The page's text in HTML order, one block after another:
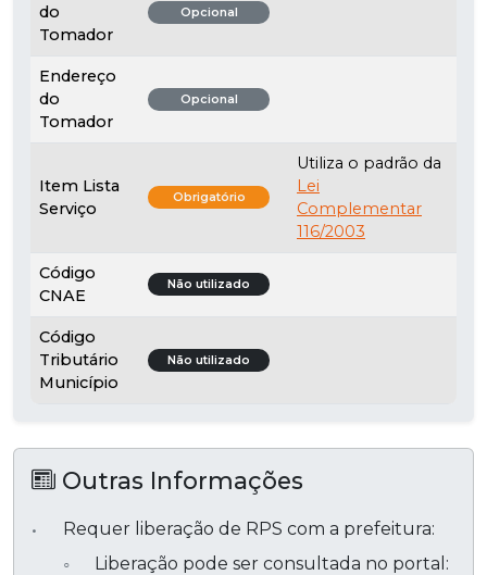
do
Tomador
Opcional
Endereço
do
Tomador
Opcional
Item Lista
Serviço
Obrigatório
Utiliza o padrão da
Lei
Complementar
116/2003
Código
CNAE
Não utilizado
Código
Tributário
Município
Não utilizado
Outras Informações
Requer liberação de RPS com a prefeitura:
Liberação pode ser consultada no portal: